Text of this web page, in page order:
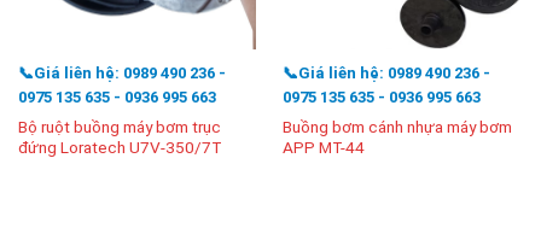
📞Giá liên hệ: 0989 490 236 -
0975 135 635 - 0936 995 663
Bộ ruột buồng máy bơm trục
đứng Loratech U7V-350/7T
📞Giá liên hệ: 0989 490 236 -
0975 135 635 - 0936 995 663
Buồng bơm cánh nhựa máy bơm
APP MT-44